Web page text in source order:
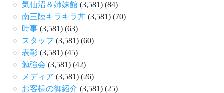
気仙沼＆姉妹館 (3,581) (84)
南三陸キラキラ丼 (3,581) (70)
時事 (3,581) (63)
スタッフ (3,581) (60)
表彰 (3,581) (45)
勉強会 (3,581) (42)
メディア (3,581) (26)
お客様の御紹介 (3,581) (25)